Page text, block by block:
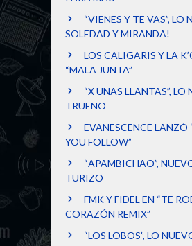
“VIENES Y TE VAS”, LO
SOLEDAD Y MIRANDA!
LOS CALIGARIS Y LA
“MALA JUNTA”
“X UNAS LLANTAS”, LO
TRUENO
EVANESCENCE LANZÓ
YOU FOLLOW”
“APAMBICHAO”,
TURIZO
FMK Y FIDEL EN “TE
CORAZÓN REMIX”
“LOS LOBOS”, LO